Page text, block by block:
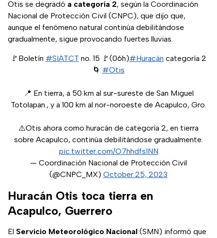
Otis se degradó a categoría 2, según la Coordinación
Nacional de Protección Civil (CNPC), que dijo que,
aunque el fenómeno natural continúa debilitándose
gradualmente, sigue provocando fuertes lluvias.
🚩Boletín #SIATCT no. 15 🚩(06h)#Huracán categoría 2
🌀 #Otis
📍 En tierra, a 50 km al sur-sureste de San Miguel
Totolapan., y a 100 km al nor-noroeste de Acapulco, Gro.
⚠️Otis ahora como huracán de categoría 2, en tierra
sobre Acapulco, continúa debilitándose gradualmente.
pic.twitter.com/O7hhdfsINN
— Coordinación Nacional de Protección Civil
(@CNPC_MX) October 25, 2023
Huracán Otis toca tierra en
Acapulco, Guerrero
El Servicio Meteorológico Nacional (SMN) informó que